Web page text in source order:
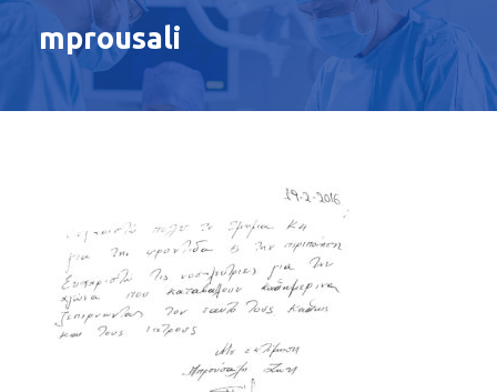
mprousali